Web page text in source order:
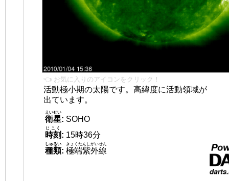
👈 お気に入りのアイコンをクリック！
活動極小期の太陽です。高緯度に活動領域が
出ています。
衛星
えいせい
: SOHO
時刻
じこく
: 15時36分
種類
しゅるい
: 極端紫外線
きょくたんしがいせん